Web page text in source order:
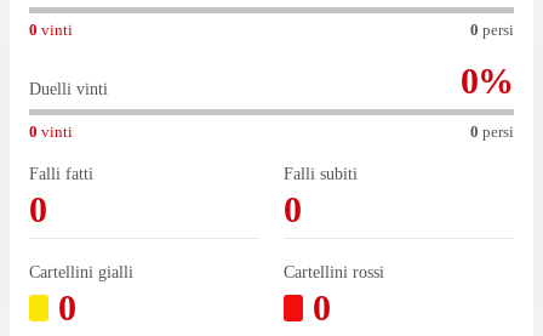
0 vinti 0 persi
Duelli vinti 0%
0 vinti 0 persi
Falli fatti
0
Falli subiti
0
Cartellini gialli
0
Cartellini rossi
0